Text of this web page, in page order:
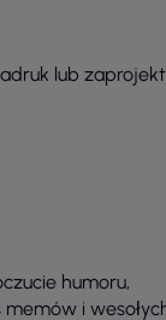
lub
humoru,
i